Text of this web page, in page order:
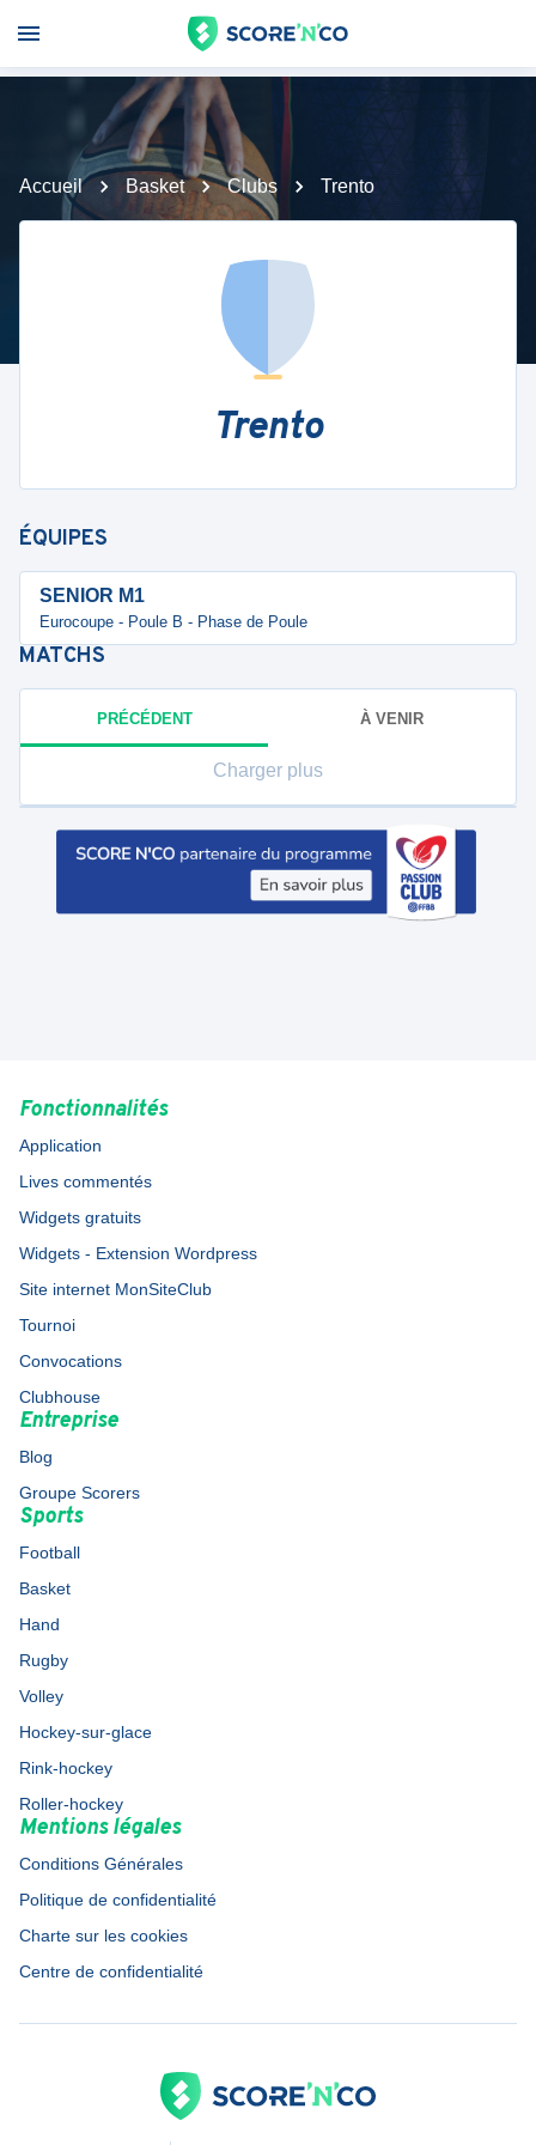
Accueil Basket Clubs Trento
Trento
ÉQUIPES
SENIOR M1
Eurocoupe - Poule B - Phase de Poule
MATCHS
PRÉCÉDENT À VENIR
Charger plus
Fonctionnalités
Application
Lives commentés
Widgets gratuits
Widgets - Extension Wordpress
Site internet MonSiteClub
Tournoi
Convocations
Clubhouse
Entreprise
Blog
Groupe Scorers
Sports
Football
Basket
Hand
Rugby
Volley
Hockey-sur-glace
Rink-hockey
Roller-hockey
Mentions légales
Conditions Générales
Politique de confidentialité
Charte sur les cookies
Centre de confidentialité